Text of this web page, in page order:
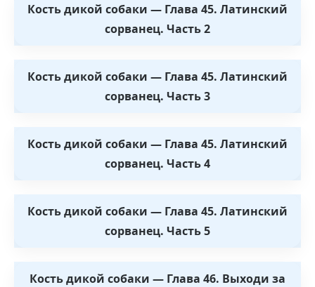
Кость дикой собаки — Глава 45. Латинский
сорванец. Часть 2
Кость дикой собаки — Глава 45. Латинский
сорванец. Часть 3
Кость дикой собаки — Глава 45. Латинский
сорванец. Часть 4
Кость дикой собаки — Глава 45. Латинский
сорванец. Часть 5
Кость дикой собаки — Глава 46. Выходи за